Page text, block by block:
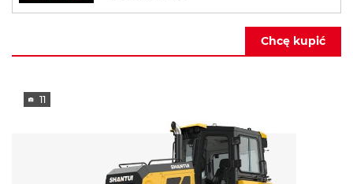
Chcę kupić
11